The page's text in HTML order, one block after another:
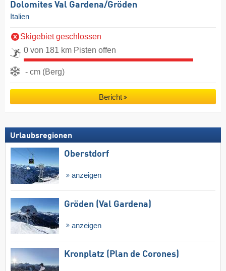
Dolomites Val Gardena/​Gröden
Italien
Skigebiet geschlossen
0 von 181 km Pisten offen
- cm (Berg)
Bericht
Urlaubsregionen
Oberstdorf
anzeigen
Gröden (Val Gardena)
anzeigen
Kronplatz (Plan de Corones)